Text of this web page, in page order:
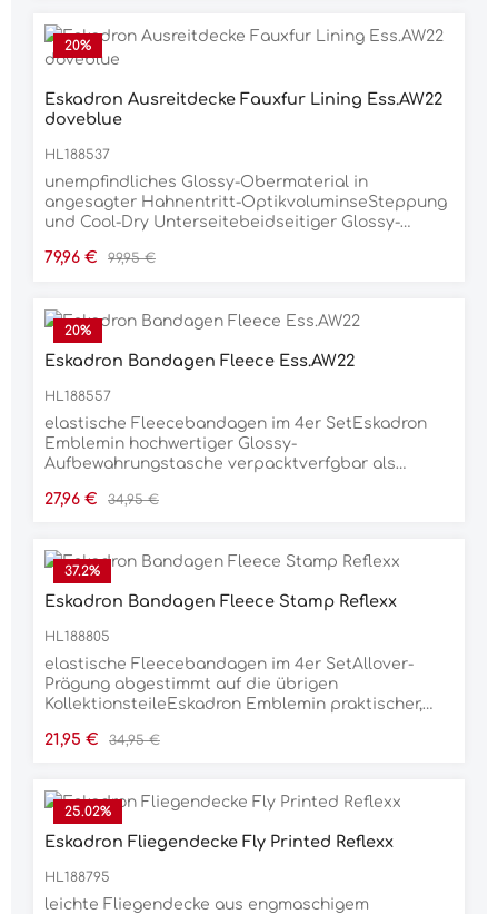
20%
Eskadron Ausreitdecke Fauxfur Lining Ess.AW22
doveblue
HL188537
unempfindliches Glossy-Obermaterial in
angesagter Hahnentritt-OptikvoluminseSteppung
und Cool-Dry Unterseitebeidseitiger Glossy-
Slip Silikonflchen im Sattelbereichelegante Lurex-
dreifacher Fixierungsoption fr exakte
Positionierung
Verkaufspreis:
79,96 € Regulärer Preis:
99,95 €
20%
Eskadron Bandagen Fleece Ess.AW22
HL188557
elastische Fleecebandagen im 4er SetEskadron
Emblemin hochwertiger Glossy-
Aufbewahrungstasche verpacktverfgbar als
Verkaufspreis:
27,96 € Regulärer Preis:
34,95 €
37.2%
Eskadron Bandagen Fleece Stamp Reflexx
HL188805
elastische Fleecebandagen im 4er SetAllover-
Prägung abgestimmt auf die übrigen
KollektionsteileEskadron Emblemin praktischer,
PolyesterPflegehinweisemaschinenwaschbar bei
Verkaufspreis:
21,95 € Regulärer Preis:
34,95 €
25.02%
Eskadron Fliegendecke Fly Printed Reflexx
HL188795
leichte Fliegendecke aus engmaschigem